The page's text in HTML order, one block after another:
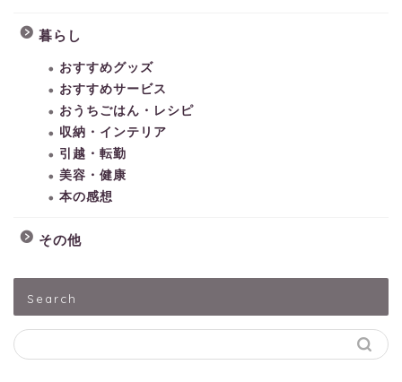
暮らし
おすすめグッズ
おすすめサービス
おうちごはん・レシピ
収納・インテリア
引越・転勤
美容・健康
本の感想
その他
Search